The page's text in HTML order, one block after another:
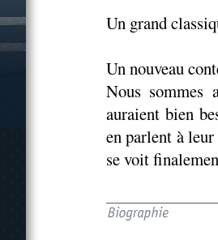
Un grand
Un nouveau
Nous sommes
auraient bien
en parlent à
se voit